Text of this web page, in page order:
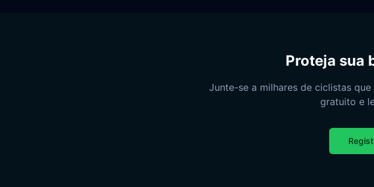
Proteja sua
Junte-se a milhares de ciclistas
gratuito e